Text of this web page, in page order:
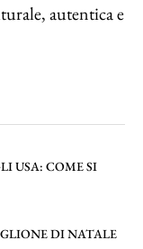
autentica e
USA: COME SI
DI NATALE